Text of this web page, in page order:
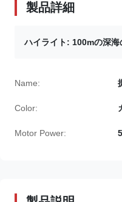
製品詳細
ハイライト: 100mの深
Name:
Color:
Motor Power: